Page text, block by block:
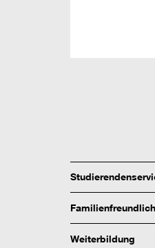
Weiterbildung